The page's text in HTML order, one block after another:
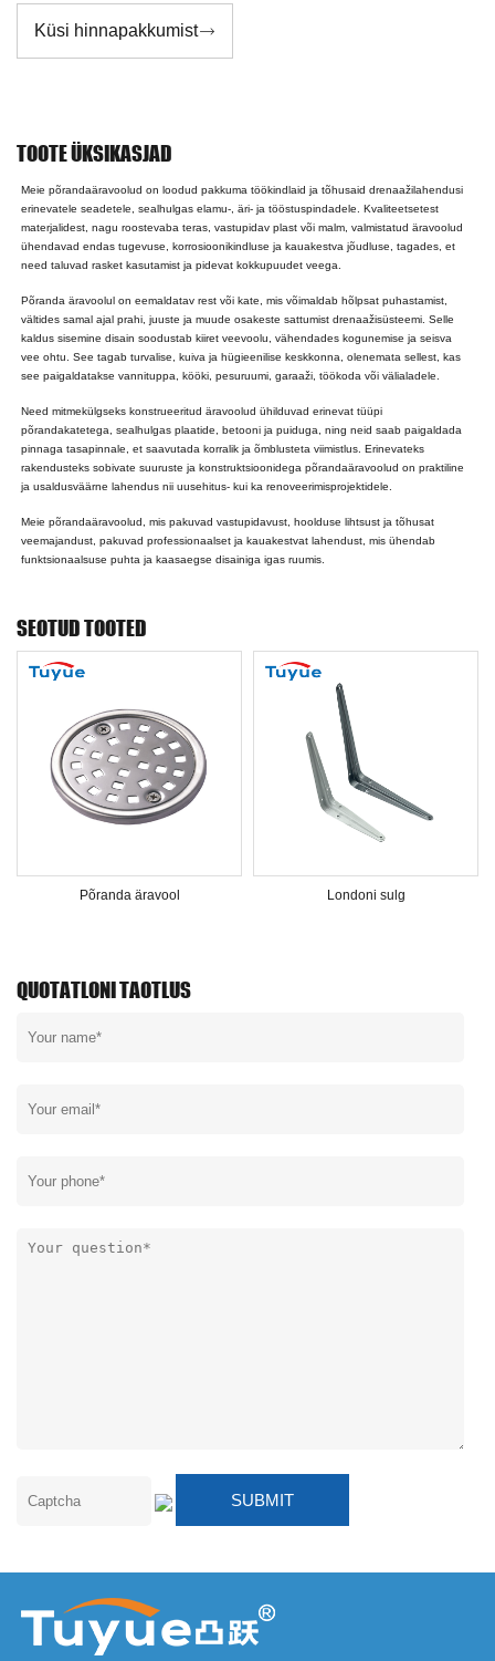
Küsi hinnapakkumist
TOOTE ÜKSIKASJAD
Meie põrandaäravoolud on loodud pakkuma töökindlaid ja tõhusaid drenaažilahendusi
erinevatele seadetele, sealhulgas elamu-, äri- ja tööstuspindadele. Kvaliteetsetest
materjalidest, nagu roostevaba teras, vastupidav plast või malm, valmistatud äravoolud
ühendavad endas tugevuse, korrosioonikindluse ja kauakestva jõudluse, tagades, et
need taluvad rasket kasutamist ja pidevat kokkupuudet veega.
Põranda äravoolul on eemaldatav rest või kate, mis võimaldab hõlpsat puhastamist,
vältides samal ajal prahi, juuste ja muude osakeste sattumist drenaažisüsteemi. Selle
kaldus sisemine disain soodustab kiiret veevoolu, vähendades kogunemise ja seisva
vee ohtu. See tagab turvalise, kuiva ja hügieenilise keskkonna, olenemata sellest, kas
see paigaldatakse vannituppa, kööki, pesuruumi, garaaži, töökoda või välialadele.
Need mitmekülgseks konstrueeritud äravoolud ühilduvad erinevat tüüpi
põrandakatetega, sealhulgas plaatide, betooni ja puiduga, ning neid saab paigaldada
pinnaga tasapinnale, et saavutada korralik ja õmblusteta viimistlus. Erinevateks
rakendusteks sobivate suuruste ja konstruktsioonidega põrandaäravoolud on praktiline
ja usaldusväärne lahendus nii uusehitus- kui ka renoveerimisprojektidele.
Meie põrandaäravoolud, mis pakuvad vastupidavust, hoolduse lihtsust ja tõhusat
veemajandust, pakuvad professionaalset ja kauakestvat lahendust, mis ühendab
funktsionaalsuse puhta ja kaasaegse disainiga igas ruumis.
SEOTUD TOOTED
Põranda äravool Londoni sulg
QUOTATLONI TAOTLUS